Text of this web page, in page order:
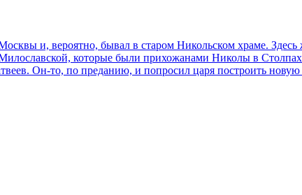
и, вероятно, бывал в старом Никольском храме. Здесь
которые были прихожанами Николы в
Он-то, по преданию, и попросил царя построить